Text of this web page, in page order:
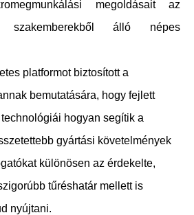
megoldásait az
szakemberekből álló népes
platformot biztosított a
bemutatására, hogy fejlett
hogyan segítik a
gyártási követelmények
különösen az érdekelte,
tűréshatár mellett is
nyújtani.